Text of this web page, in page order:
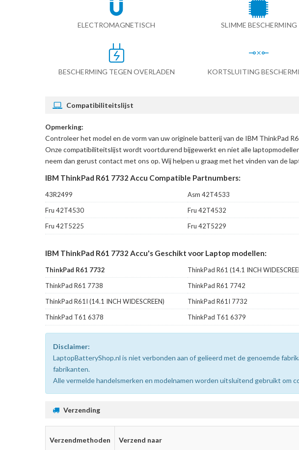
ELECTROMAGNETISCH SLIMME BESCHERMING
BESCHERMING TEGEN OVERLADEN KORTSLUITING
Compatibiliteitslijst
Opmerking:
Controleer het model en de vorm van uw originele batterij van de IBM ThinkPad
Onze compatibiliteitslijst wordt voortdurend bijgewerkt en niet alle
neem dan gerust contact met ons op. Wij helpen u graag met het vinden van de
IBM ThinkPad R61 7732 Accu Compatible Partnumbers:
43R2499 Asm 42T4533
Fru 42T4530
Fru 42T4532
Fru 42T5225
Fru 42T5229
IBM ThinkPad R61 7732 Accu's Geschikt voor Laptop modellen:
ThinkPad R61 7732 ThinkPad R61 (14.1 INCH
ThinkPad R61 7738
ThinkPad R61 7742
ThinkPad R61I (14.1 INCH WIDESCREEN)
ThinkPad R61I 7732
ThinkPad T61 6378
ThinkPad T61 6379
Disclaimer:
LaptopBatteryShop.nl is niet verbonden aan of gelieerd met de genoemde
fabrikanten.
Alle vermelde handelsmerken en modelnamen worden uitsluitend gebruikt om
Verzending
Verzendmethoden Verzend naar